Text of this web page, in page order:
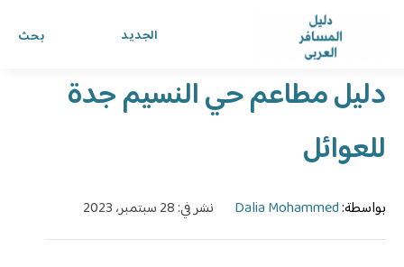
بحث الجديد
دليل المسافر العربي ›الدليل›
دليل مطاعم حي النسيم جدة
للعوائل
بواسطة:Dalia Mohammed نشر في: 28 سبتمبر، 2023